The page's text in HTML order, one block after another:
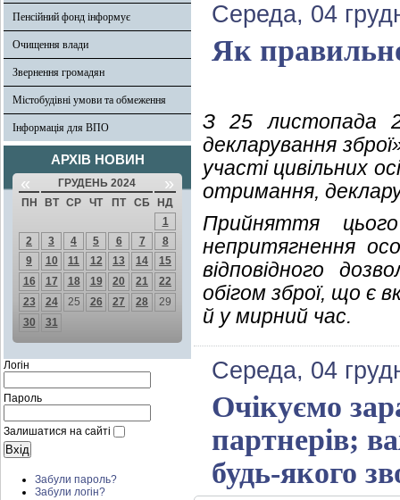
Пенсійний фонд інформує
Очищення влади
Звернення громадян
Містобудівні умови та обмеження
Інформація для ВПО
АРХІВ НОВИН
« ГРУДЕНЬ 2024 »
ПН ВТ СР ЧТ ПТ СБ
НД
1
2
3 4 5 6 7
8
9
10 11 12 13 14
15
16
17 18 19 20 21
22
23
24 25 26 27 28
29
30
31
Логін
Пароль
Залишатися на сайті
Забули пароль?
Забули логін?
Середа, 04
Як
З 25 листопада
декларування
участі цивільних
отримання,
Прийняття
непритягнення
відповідного
обігом зброї, що є
й у мирний час.
Середа, 04
Очікуємо
партнерів;
будь-якого